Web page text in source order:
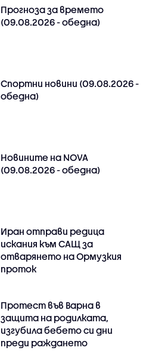
Прогноза за времето
(09.08.2026 - обедна)
Спортни новини (09.08.2026 -
обедна)
Новините на NOVA
(09.08.2026 - обедна)
Иран отправи редица
искания към САЩ за
отварянето на Ормузкия
проток
Протест във Варна в
защита на родилката,
изгубила бебето си дни
преди раждането